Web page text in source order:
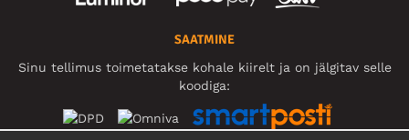
SAATMINE
Sinu tellimus toimetatakse kohale kiirelt ja on jälgitav selle
koodiga: